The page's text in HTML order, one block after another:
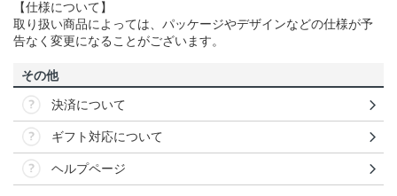
【仕様について】
取り扱い商品によっては、パッケージやデザインなどの仕様が予
告なく変更になることがございます。
その他
決済について
ギフト対応について
ヘルプページ